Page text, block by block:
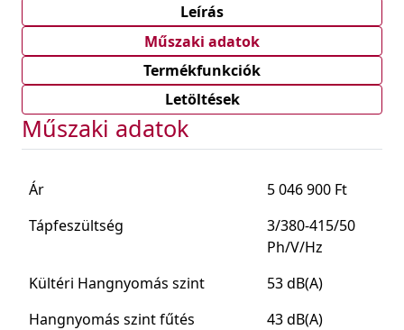
Leírás
Műszaki adatok
Termékfunkciók
Letöltések
Műszaki adatok
Ár
5 046 900 Ft
Tápfeszültség
3/380-415/50
Ph/V/Hz
Kültéri Hangnyomás szint
53 dB(A)
Hangnyomás szint fűtés
43 dB(A)